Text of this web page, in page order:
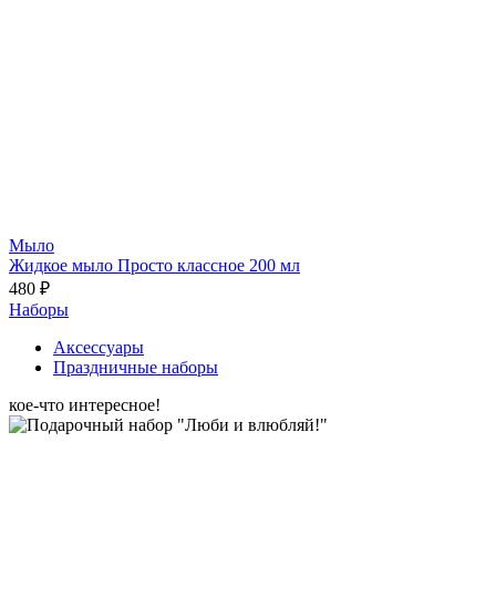
Мыло
Жидкое мыло Просто классное 200 мл
480 ₽
Наборы
Аксессуары
Праздничные наборы
кое-что интересное!